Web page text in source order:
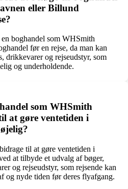
eller Billund
boghandel som WHSmith
før en rejse, da man kan
drikkevarer og rejseudstyr, som
og underholdende.
som WHSmith
at gøre ventetiden i
til at gøre ventetiden i
at tilbyde et udvalg af bøger,
og rejseudstyr, som rejsende kan
og nyde tiden før deres flyafgang.